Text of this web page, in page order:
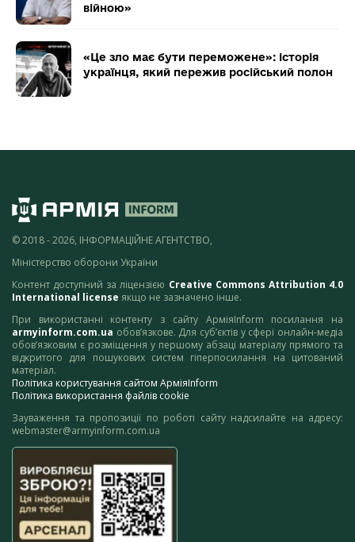
війною»
«Це зло має бути переможене»: історія
українця, який пережив російський полон
© 2018 - 2026, ІНФОРМАЦІЙНЕ АГЕНТСТВО,
Міністерство оборони України
Контент доступний за ліцензією Creative Commons Attribution 4.0
International license якщо не зазначено інше.
При використанні контенту з сайту АрміяInform посилання на
armyinform.com.ua обов’язкове. Для суб’єктів у сфері онлайн-медіа
обов’язковим є розміщення у першому абзаці матеріалу прямого та
відкритого для пошукових систем гіперпосилання на цитований
матеріал.
Політика користування сайтом АрміяInform
Політика використання файлів cookie
Зауваження та пропозиції по роботі сайту надсилайте на адресу:
webmaster@armyinform.com.ua